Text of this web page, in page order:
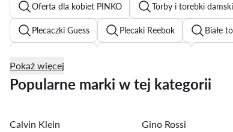
Oferta dla kobiet PINKO Torby i torebki
Plecaczki Guess Plecaki Reebok Białe
Beżowe torebki Torebki Michael Kors
Pokaż więcej
Popularne marki w tej kategorii
Calvin Klein Gino Rossi